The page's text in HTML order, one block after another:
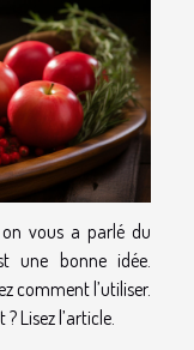
vous a parlé du
une bonne idée.
comment l’utiliser.
Lisez l’article.